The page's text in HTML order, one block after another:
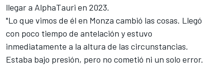
llegar a AlphaTauri en 2023.
"Lo que vimos de él en Monza cambió las cosas. Llegó
con poco tiempo de antelación y estuvo
inmediatamente a la altura de las circunstancias.
Estaba bajo presión, pero no cometió ni un solo error.